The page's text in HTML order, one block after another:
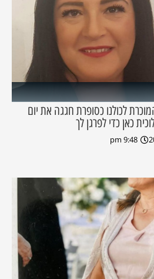
לכולנו כסופרת חגגה את יום
כאן כדי לפרגן לך
9:48 pm